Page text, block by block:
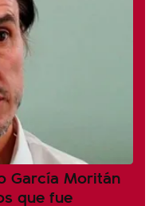
García Moritán
que fue